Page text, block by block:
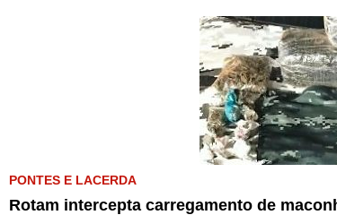
PONTES E LACERDA
Rotam intercepta carregamento de